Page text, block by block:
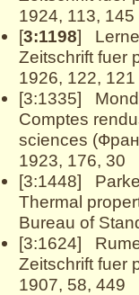
1924, 113, 145
[3:1198]
Zeitschrift fuer
1926, 122, 121
[3:1335]
Comptes
sciences
1923, 176, 30
[3:1448]
Thermal
Bureau of
[3:1624]
Zeitschrift fuer
1907, 58, 449